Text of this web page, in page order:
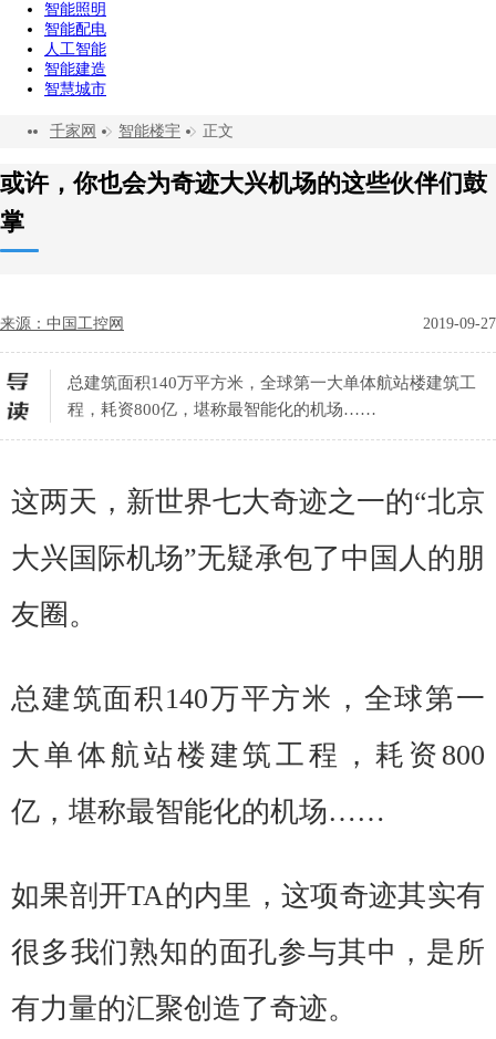
智能照明
智能配电
人工智能
智能建造
智慧城市
千家网 智能楼宇 正文
或许，你也会为奇迹大兴机场的这些伙伴们鼓
掌
来源：中国工控网 2019-09-27
总建筑面积140万平方米，全球第一大单体航站楼建筑工
程，耗资800亿，堪称最智能化的机场……
这两天，新世界七大奇迹之一的“北京
大兴国际机场”无疑承包了中国人的朋
友圈。
总建筑面积140万平方米，全球第一
大单体航站楼建筑工程，耗资800
亿，堪称最智能化的机场……
如果剖开TA的内里，这项奇迹其实有
很多我们熟知的面孔参与其中，是所
有力量的汇聚创造了奇迹。